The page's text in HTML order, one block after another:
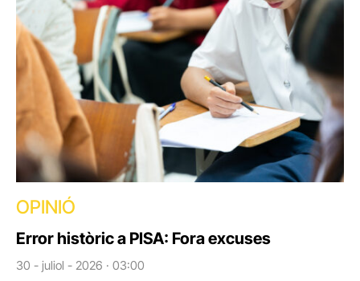
OPINIÓ
Error històric a PISA: Fora excuses
30 - juliol - 2026 · 03:00